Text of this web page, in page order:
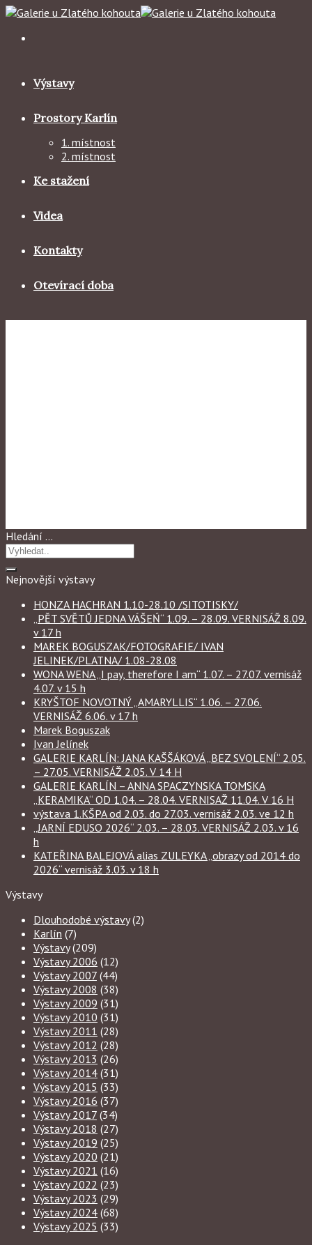
Skip
content
Výstavy
Prostory Karlín
1. místnost
2. místnost
Ke stažení
Videa
Kontakty
Otevírací doba
Hledání …
Nejnovější výstavy
HONZA HACHRAN 1.10-28.10 /SITOTISKY/
„PĚT SVĚTŮ JEDNA VÁŠEŃ“ 1.09. – 28.09. VERNISÁŽ 8.09.
v 17 h
MAREK BOGUSZAK/FOTOGRAFIE/ IVAN
JELINEK/PLATNA/ 1.08-28.08
WONA WENA „I pay, therefore I am“ 1.07. – 27.07. vernisáž
4.07. v 15 h
KRYŠTOF NOVOTNÝ „AMARYLLIS“ 1.06. – 27.06.
VERNISÁŽ 6.06. v 17 h
Marek Boguszak
Ivan Jelínek
GALERIE KARLÍN: JANA KAŠŠÁKOVÁ „BEZ SVOLENÍ“ 2.05.
– 27.05. VERNISÁŽ 2.05. V 14 H
GALERIE KARLÍN – ANNA SPACZYNSKA TOMSKA
„KERAMIKA“ OD 1.04. – 28.04. VERNISAŽ 11.04. V 16 H
výstava 1.KŠPA od 2.03. do 27.03. vernisáž 2.03. ve 12 h
„JARNÍ EDUSO 2026“ 2.03. – 28.03. VERNISÁŽ 2.03. v 16
h
KATEŘINA BALEJOVÁ alias ZULEYKA „obrazy od 2014 do
2026“ vernisáž 3.03. v 18 h
Výstavy
Dlouhodobé výstavy(2)
Karlín (7)
Výstavy(209)
Výstavy 2006 (12)
Výstavy 2007 (44)
Výstavy 2008 (38)
Výstavy 2009 (31)
Výstavy 2010 (31)
Výstavy 2011 (28)
Výstavy 2012 (28)
Výstavy 2013 (26)
Výstavy 2014 (31)
Výstavy 2015 (33)
Výstavy 2016 (37)
Výstavy 2017 (34)
Výstavy 2018 (27)
Výstavy 2019 (25)
Výstavy 2020 (21)
Výstavy 2021 (16)
Výstavy 2022 (23)
Výstavy 2023 (29)
Výstavy 2024 (68)
Výstavy 2025 (33)